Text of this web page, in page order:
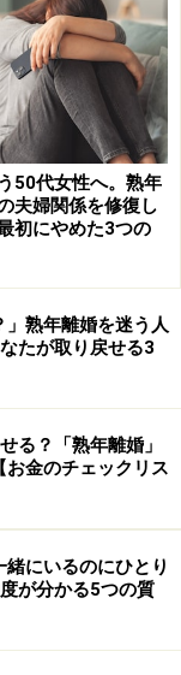
から自立を急ぐ
るには、当たり
ること。
く放置すれば、
ります。人生後
なのか……、具体
す。
50代女性へ。熟年
夫婦関係を修復し
初にやめた3つの
」熟年離婚を迷う人
たが取り戻せる3
る？「熟年離婚」
金のチェックリス
緒にいるのにひとり
が分かる5つの質